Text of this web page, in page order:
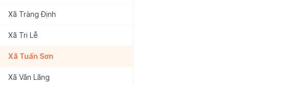
Xã Tràng Định
Xã Tri Lễ
Xã Tuấn Sơn
Xã Văn Lãng